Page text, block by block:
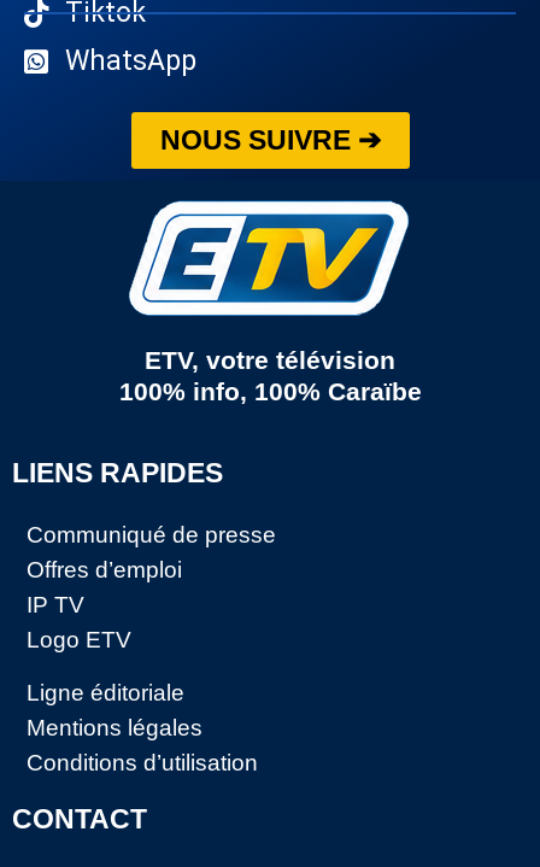
Tiktok
WhatsApp
NOUS SUIVRE ➔
ETV, votre télévision
100% info, 100% Caraïbe
LIENS RAPIDES
Communiqué de presse
Offres d’emploi
IP TV
Logo ETV
Ligne éditoriale
Mentions légales
Conditions d’utilisation
CONTACT